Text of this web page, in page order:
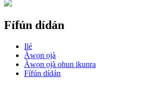
Fífún dídán
Ilé
Àwọn ọjà
Àwọn ọjà ohun ikunra
Fífún dídán